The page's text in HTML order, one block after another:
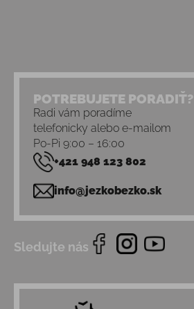
POTREBUJETE PORADIŤ?
Radi vám poradíme
telefonicky alebo e-mailom
Po-Pi 9:00 – 16:00
+421 948 123 802
info@jezkobezko.sk
Sledujte nás